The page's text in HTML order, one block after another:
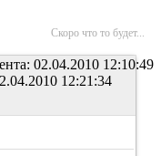
Скоро что то будет...
02.04.2010 12:10:49
12:21:34